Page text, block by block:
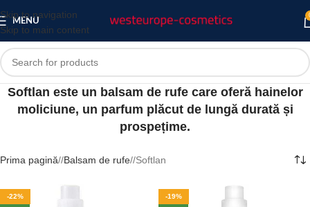
Skip to navigation
Skip to main content
MENU
Softlan este un balsam de rufe care oferă hainelor
moliciune, un parfum plăcut de lungă durată și
prospețime.
Prima pagină/ Balsam de rufe/ Softlan
-22%
-19%